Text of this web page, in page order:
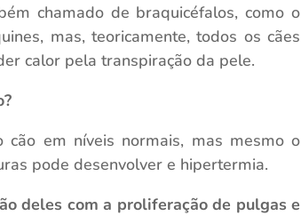
chamado de braquicéfalos, como o
mas, teoricamente, todos os cães
calor pela transpiração da pele.
em níveis normais, mas mesmo o
pode desenvolver e hipertermia.
deles com a proliferação de pulgas e